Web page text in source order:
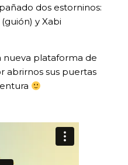
dos estorninos:
y Xabi
nueva plataforma de
abrirnos sus puertas